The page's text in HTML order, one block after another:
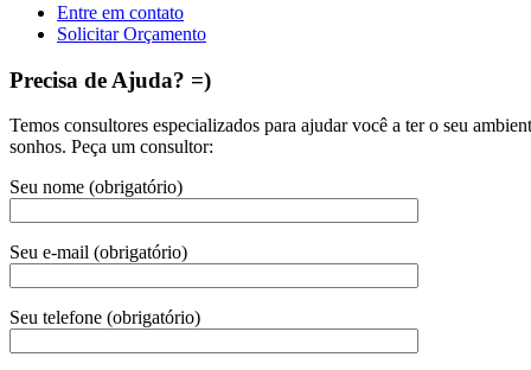
Entre em contato
Solicitar Orçamento
Precisa de Ajuda? =)
Temos consultores especializados para ajudar você a ter o seu
sonhos. Peça um consultor:
Seu nome (obrigatório)
Seu e-mail (obrigatório)
Seu telefone (obrigatório)